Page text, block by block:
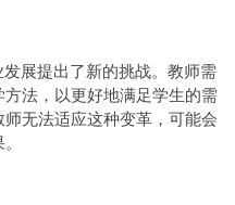
展提出了新的挑战。教师需
法，以更好地满足学生的需
无法适应这种变革，可能会